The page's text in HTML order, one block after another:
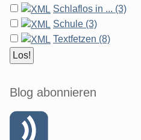
Schlaflos in ... (3)
Schule (3)
Textfetzen (8)
Blog abonnieren